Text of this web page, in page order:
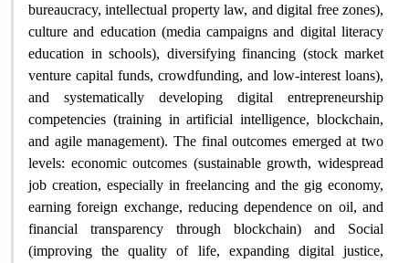
bureaucracy, intellectual property law, and digital free zones),
culture and education (media campaigns and digital literacy
education in schools), diversifying financing (stock market
venture capital funds, crowdfunding, and low-interest loans),
and systematically developing digital entrepreneurship
competencies (training in artificial intelligence, blockchain,
and agile management). The final outcomes emerged at two
levels: economic outcomes (sustainable growth, widespread
job creation, especially in freelancing and the gig economy,
earning foreign exchange, reducing dependence on oil, and
financial transparency through blockchain) and Social
(improving the quality of life, expanding digital justice,